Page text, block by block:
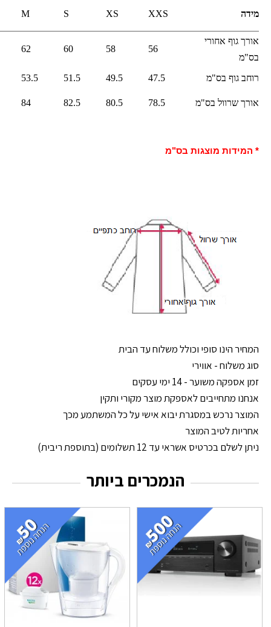
מידה XXS
XS
S
M
אורך גוף אחורי
בס"מ
56
58
60
62
רוחב גוף בס"מ 47.5
49.5
51.5
53.5
אורך שרוול בס"מ 78.5
80.5
82.5
84
* המידות מוצגות בס"מ
המחיר הינו סופי וכולל משלוח עד הבית
סוג משלוח - אווירי
זמן אספקה משוער - 14 ימי עסקים
אנחנו מתחייבים לאספקת מוצר מקורי ותקין
המוצר נרכש במסגרת יבוא אישי על כל המשתמע מכך
אחריות לטיב המוצר
ניתן לשלם בכרטיס אשראי עד 12 תשלומים (בתוספת ריבית)
הנמכרים ביותר